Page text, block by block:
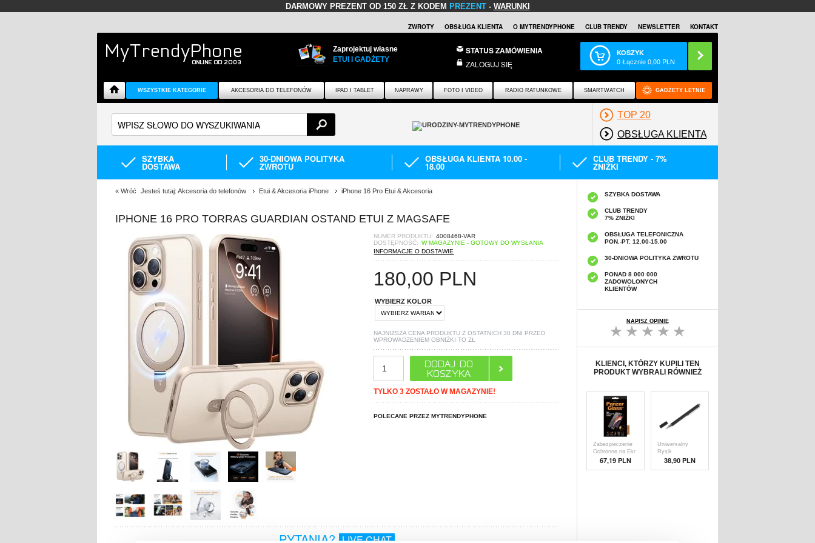
DARMOWY PREZENT OD 150 ZŁ Z KODEM PREZENT- WARUNKI
ZWROTY OBSŁUGA KLIENTA O MYTRENDYPHONE CLUB TRENDY NEWSLETTER KONTAKT
Zaprojektuj własne
ETUI I GADŻETY
STATUS ZAMÓWIENIA
ZALOGUJ SIĘ
KOSZYK
0Łącznie0,00 PLN
WSZYSTKIE KATEGORIE AKCESORIA DO TELEFONÓW IPAD I TABLET NAPRAWY FOTO I VIDEO RADIO RATUNKOWE SMARTWATCH GADŻETY LETNIE
TOP 20
OBSŁUGA KLIENTA
SZYBKA
DOSTAWA
30-DNIOWA POLITYKA
ZWROTU
OBSŁUGA KLIENTA 10.00 -
18.00
CLUB TRENDY - 7%
ZNIŻKI
« Wróć Jesteś tutaj: Akcesoria do telefonów Etui & Akcesoria iPhone iPhone 16 Pro Etui & Akcesoria
IPHONE 16 PRO TORRAS GUARDIAN OSTAND ETUI Z MAGSAFE
NUMER PRODUKTU: 4008468-VAR
DOSTĘPNOŚĆ: W MAGAZYNIE - GOTOWY DO WYSŁANIA
INFORMACJE O DOSTAWIE
180,00 PLN
WYBIERZ KOLOR
NAJNIŻSZA CENA PRODUKTU Z OSTATNICH 30 DNI PRZED
WPROWADZENIEM OBNIŻKI TOZŁ
TYLKO 3 ZOSTAŁO W MAGAZYNIE!
POLECANE PRZEZ MYTRENDYPHONE
PYTANIA? LIVE CHAT
SZYBKA DOSTAWA
CLUB TRENDY
7% ZNIŻKI
OBSŁUGA TELEFONICZNA
PON.-PT. 12.00-15.00
30-DNIOWA POLITYKA ZWROTU
PONAD 8 000 000
ZADOWOLONYCH
KLIENTÓW
NAPISZ OPINIĘ
KLIENCI, KTÓRZY KUPILI TEN
PRODUKT WYBRALI RÓWNIEŻ
Zabezpieczenie
Ochronne na Ekr
67,19 PLN
Uniwersalny
Rysik
Pojemnościow
38,90 PLN